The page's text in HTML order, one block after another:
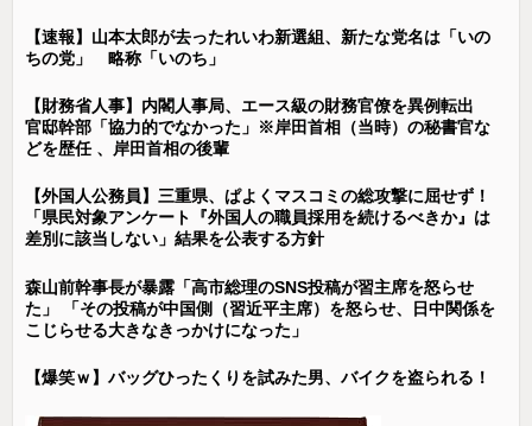
【速報】山本太郎が去ったれいわ新選組、新たな党名は「いの
ちの党」 略称「いのち」
【財務省人事】内閣人事局、エース級の財務官僚を異例転出
官邸幹部「協力的でなかった」※岸田首相（当時）の秘書官な
どを歴任 、岸田首相の後輩
【外国人公務員】三重県、ぱよくマスコミの総攻撃に屈せず！
「県民対象アンケート『外国人の職員採用を続けるべきか』は
差別に該当しない」結果を公表する方針
森山前幹事長が暴露「高市総理のSNS投稿が習主席を怒らせ
た」 「その投稿が中国側（習近平主席）を怒らせ、日中関係を
こじらせる大きなきっかけになった」
【爆笑ｗ】バッグひったくりを試みた男、バイクを盗られる！